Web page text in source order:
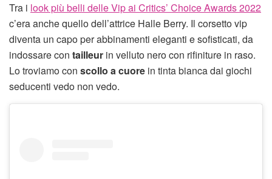
Tra i look più belli delle Vip ai Critics’ Choice Awards 2022
c’era anche quello dell’attrice Halle Berry. Il corsetto vip
diventa un capo per abbinamenti eleganti e sofisticati, da
indossare con tailleur in velluto nero con rifiniture in raso.
Lo troviamo con scollo a cuore in tinta bianca dai giochi
seducenti vedo non vedo.